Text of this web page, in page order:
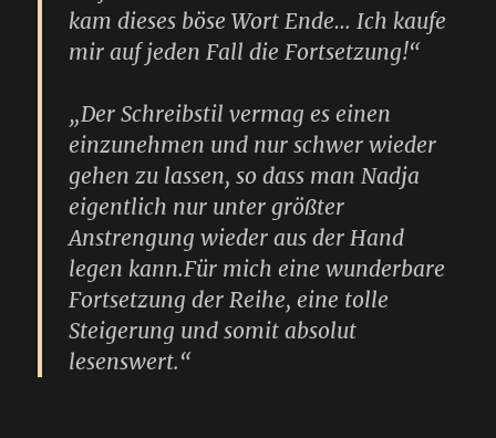
kam dieses böse Wort Ende… Ich kaufe
mir auf jeden Fall die Fortsetzung!“
„Der Schreibstil vermag es einen
einzunehmen und nur schwer wieder
gehen zu lassen, so dass man Nadja
eigentlich nur unter größter
Anstrengung wieder aus der Hand
legen kann.Für mich eine wunderbare
Fortsetzung der Reihe, eine tolle
Steigerung und somit absolut
lesenswert.“